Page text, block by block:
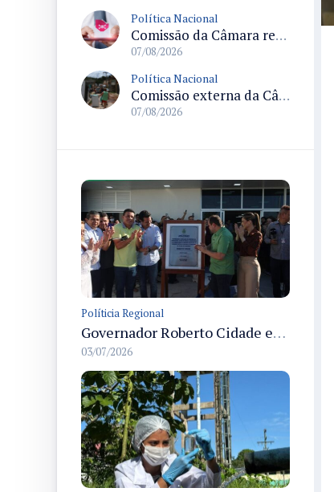
Política Nacional
Comissão da Câmara realiza audiência sobre apostas online para medir o tamanho do mercado ilegal
07/08/2026
Política Nacional
Comissão externa da Câmara convoca audiência pública sobre chuvas na Zona da Mata de Minas Gerais e impactos em Juiz de Fora
07/08/2026
Políticia Regional
Governador Roberto Cidade entrega readequação do ambulatório da FCecon e amplia capacidade de atendimento oncológico em Manaus
03/07/2026